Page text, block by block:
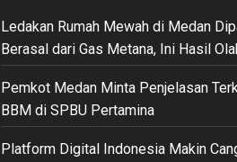
Ledakan Rumah Mewah di Medan
Berasal dari Gas Metana, Ini Hasil
Pemkot Medan Minta Penjelasan
BBM di SPBU Pertamina
Platform Digital Indonesia Makin